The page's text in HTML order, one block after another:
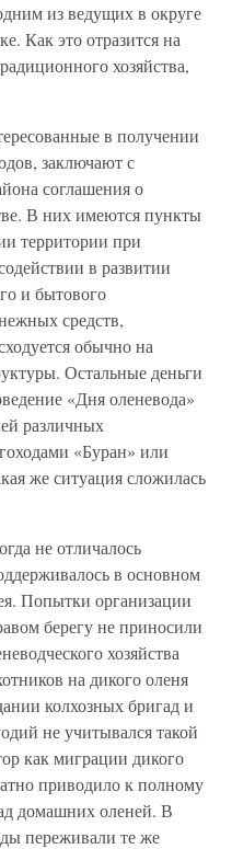
из ведущих в округе
Как это отразится на
хозяйства,
в получении
заключают с
соглашения о
В них имеются пункты
территории при
в развитии
и бытового
средств,
обычно на
Остальные деньги
«Дня оленевода»
различных
«Буран» или
же ситуация сложилась
не отличалось
в основном
Попытки организации
берегу не приносили
хозяйства
на дикого оленя
колхозных бригад и
не учитывался такой
как миграции дикого
приводило к полному
домашних оленей. В
переживали те же